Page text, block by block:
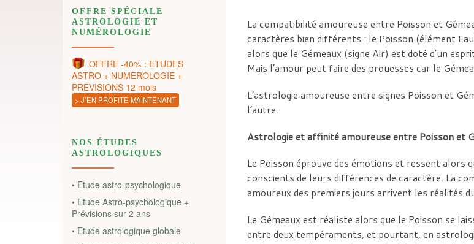
La compatibilité amoureuse entre Poisson et
caractères bien différents : le Poisson (élément
alors que le Gémeaux (signe Air) est doté d’un
Mais l’amour peut faire des prouesses car le
L’astrologie amoureuse entre signes Poisson et
l’autre.
Astrologie et affinité amoureuse entre Poisson et
Le Poisson éprouve des émotions et ressent alors
conscients de leurs différences de caractère. La
amoureux des premiers jours arrivent les réalités
Le Gémeaux est réaliste alors que le Poisson se
entre deux tempéraments, et pourtant, en
OFFRE SPÉCIALE
ASTROLOGIE ET
NUMÉROLOGIE
OFFRE -40% : ETUDES
ASTRO + NUMEROLOGIE +
PREVISIONS 12 mois
> J’EN PROFITE MAINTENANT
NOS ÉTUDES
ASTROLOGIQUES
• Etude astro-psychologique
• Etude Astro-psychologique +
Prévisions sur 2 ans
• Etude astrologique globale